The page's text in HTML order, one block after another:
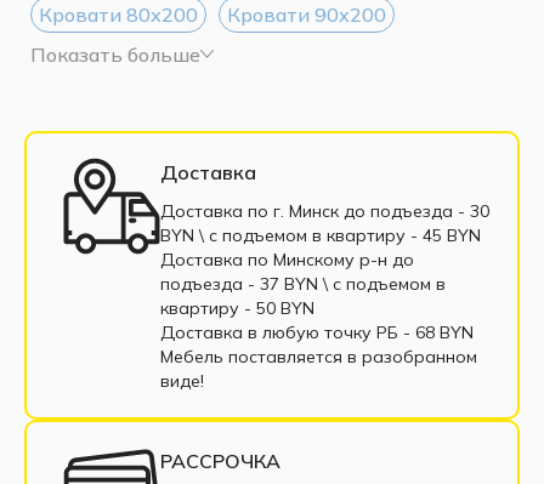
Кровати 80х200
Кровати 90х200
Кровати 120х200
Кровати 200х200
Полуторные кровати
Кровати с мягким изголовьем
Кровати из экокожи
Кровать из массива
Кровати с выдвижными ящиками
Кровати с пружинным блоком
Показать больше
Доставка
Доставка по г. Минск до подъезда - 30
BYN \ c подъемом в квартиру - 45 BYN
Доставка по Минскому р-н до
подъезда - 37 BYN \ c подъемом в
квартиру - 50 BYN
Доставка в любую точку РБ - 68 BYN
Мебель поставляется в разобранном
виде!
РАССРОЧКА